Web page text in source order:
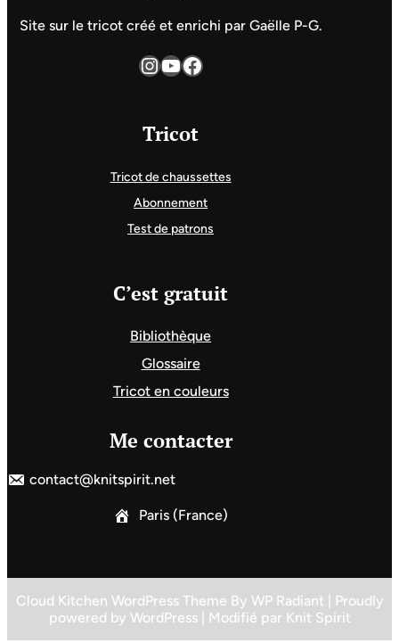
Site sur le tricot créé et enrichi par Gaëlle P-G.
InstagramYouTube Facebook
Tricot
Tricot de chaussettes
Abonnement
Test de patrons
C’est gratuit
Bibliothèque
Glossaire
Tricot en couleurs
Me contacter
contact@knitspirit.net
Paris (France)
Cloud Kitchen WordPress Theme By WP Radiant | Proudly
powered by WordPress| Modifié par Knit Spirit